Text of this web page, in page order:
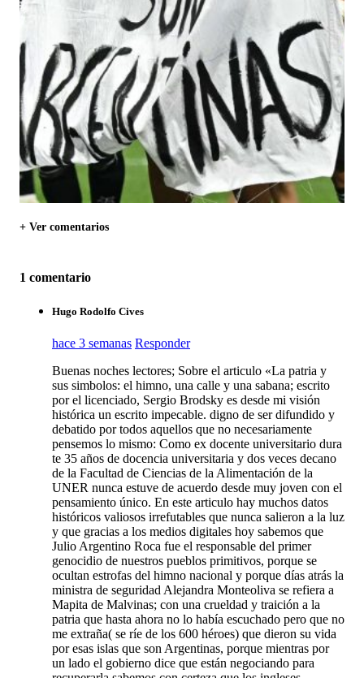
+ Ver comentarios
1 comentario
Hugo Rodolfo Cives
hace 3 semanas Responder
Buenas noches lectores; Sobre el articulo «La patria y
sus simbolos: el himno, una calle y una sabana; escrito
por el licenciado, Sergio Brodsky es desde mi visión
histórica un escrito impecable. digno de ser difundido y
debatido por todos aquellos que no necesariamente
pensemos lo mismo: Como ex docente universitario dura
te 35 años de docencia universitaria y dos veces decano
de la Facultad de Ciencias de la Alimentación de la
UNER nunca estuve de acuerdo desde muy joven con el
pensamiento único. En este articulo hay muchos datos
históricos valiosos irrefutables que nunca salieron a la luz
y que gracias a los medios digitales hoy sabemos que
Julio Argentino Roca fue el responsable del primer
genocidio de nuestros pueblos primitivos, porque se
ocultan estrofas del himno nacional y porque días atrás la
ministra de seguridad Alejandra Monteoliva se refiera a
Mapita de Malvinas; con una crueldad y traición a la
patria que hasta ahora no lo había escuchado pero que no
me extraña( se ríe de los 600 héroes) que dieron su vida
por esas islas que son Argentinas, porque mientras por
un lado el gobierno dice que están negociando para